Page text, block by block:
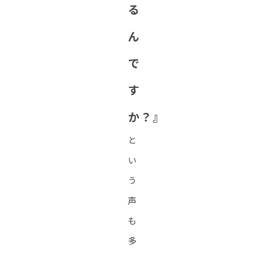
る
ん
で
す
か？』
と
い
う
声
も
多